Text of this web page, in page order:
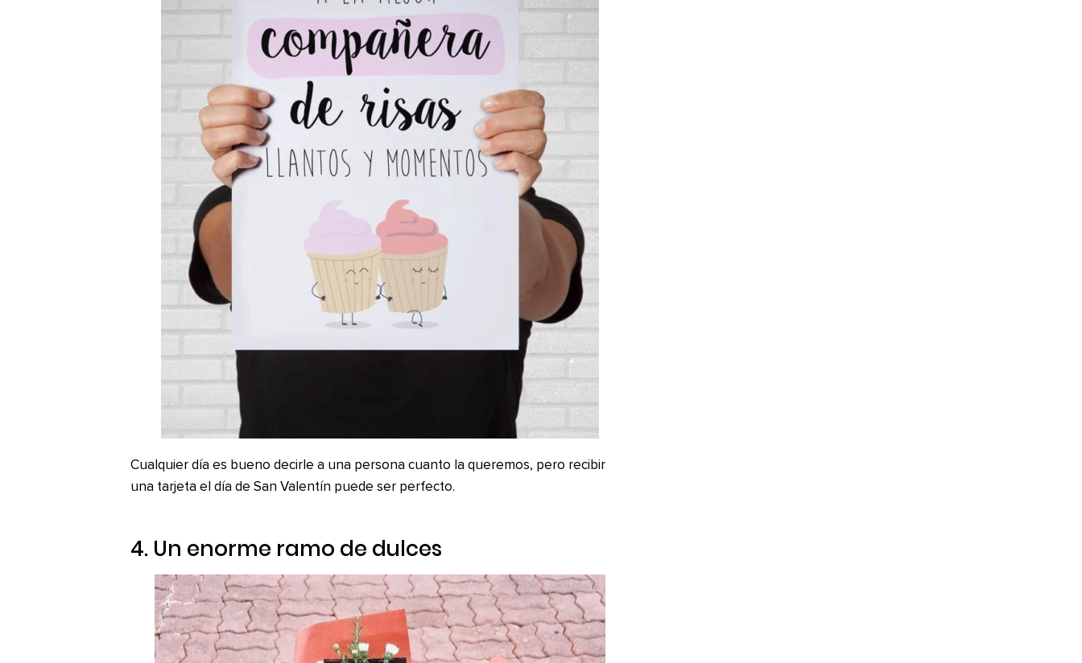
Cualquier día es bueno decirle a una persona cuanto la queremos, pero recibir
una tarjeta el día de San Valentín puede ser perfecto.
4. Un enorme ramo de dulces